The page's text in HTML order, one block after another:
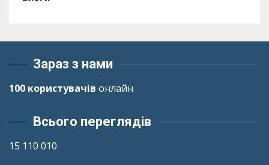
Зараз з нами
100 користувачів онлайн
Всього переглядів
15 110 010